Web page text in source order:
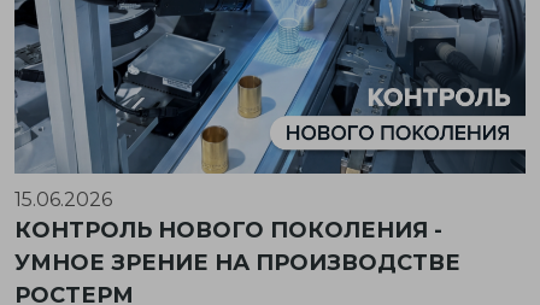
15.06.2026
КОНТРОЛЬ НОВОГО ПОКОЛЕНИЯ -
УМНОЕ ЗРЕНИЕ НА ПРОИЗВОДСТВЕ
РОСТЕРМ